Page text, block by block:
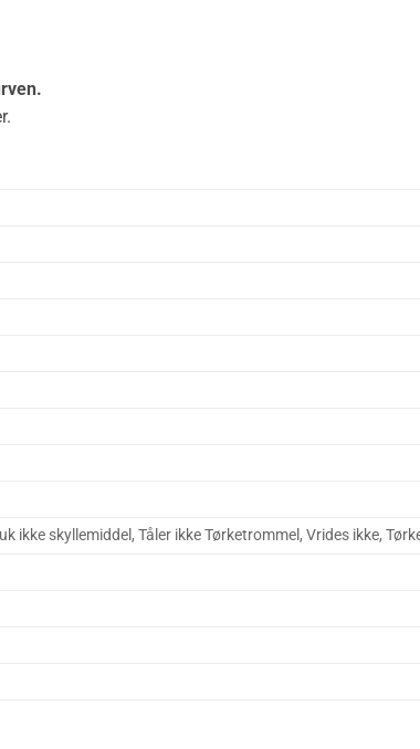
ikke skyllemiddel, Tåler ikke Tørketrommel, Vrides ikke,